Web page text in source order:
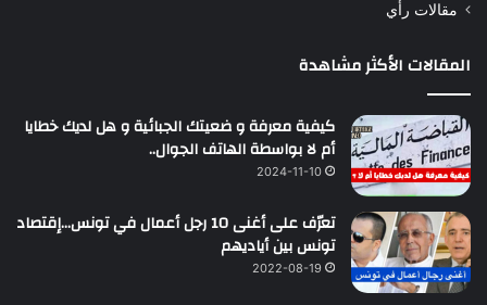
مقالات رأي
المقالات الأكثر مشاهدة
كيفية معرفة و ضعيتك الجبائية و هل لديك خطايا
أم لا بواسطة الهاتف الجوال..
2024-11-10
تعرّف على أغنى 10 رجل أعمال في تونس…إقتصاد
تونس بين أياديهم
2022-08-19